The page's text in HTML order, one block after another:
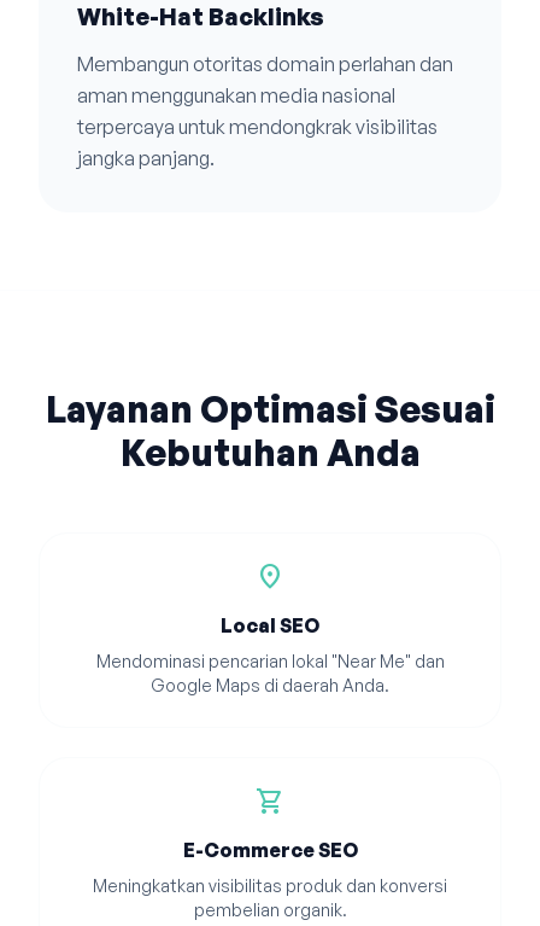
White-Hat Backlinks
Membangun otoritas domain perlahan dan
aman menggunakan media nasional
terpercaya untuk mendongkrak visibilitas
jangka panjang.
Layanan Optimasi Sesuai
Kebutuhan Anda
location_on
Local SEO
Mendominasi pencarian lokal "Near Me" dan
Google Maps di daerah Anda.
shopping_cart
E-Commerce SEO
Meningkatkan visibilitas produk dan konversi
pembelian organik.